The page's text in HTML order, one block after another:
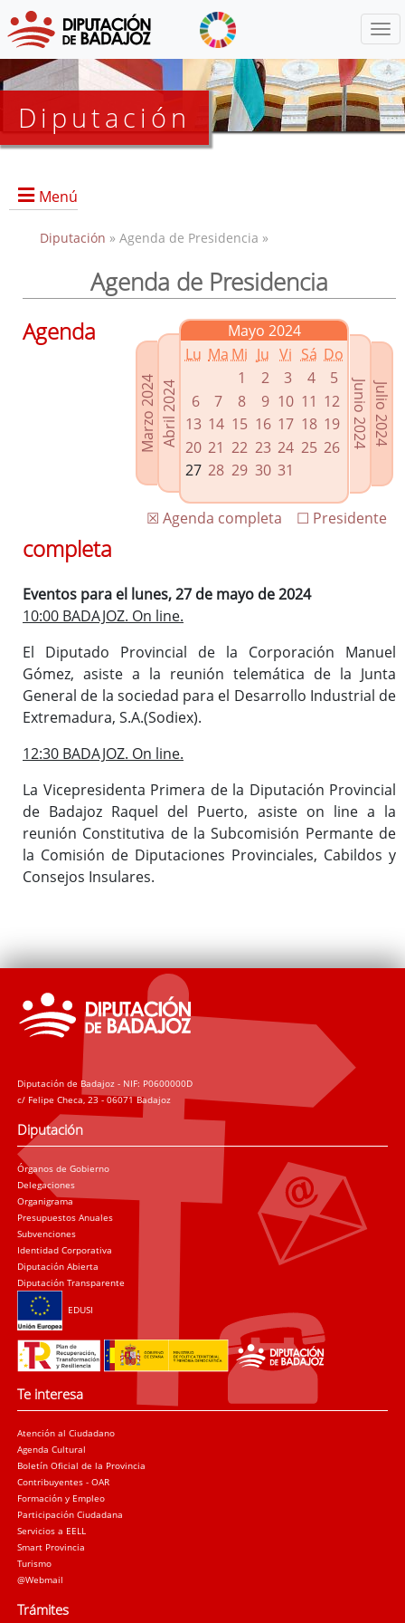
Diputación
Menú
Presidencia
Grupos Políticos
Enlaces relacionados
Agenda de Presidencia
Plenos provinciales y Juntas de gobierno
Oficina de Proyectos Europeos
Diputación » Agenda de Presidencia »
Agenda de Presidencia
Marzo 2024Abril 2024
Mayo 2024
Lu Ma Mi Ju Vi Sá Do
1
2 3 4
5
6
7 8 9 10 11 12
13 14 15 16 17 18 19
20 21 22 23 24 25 26
27 28 29 30 31
Julio 2024
Junio 2024
☐ Presidente
☒ Agenda completa
Agenda
completa
Eventos para el lunes, 27 de mayo de 2024
10:00 BADAJOZ. On line.
El Diputado Provincial de la Corporación Manuel
Gómez, asiste a la reunión telemática de la Junta
General de la sociedad para el Desarrollo Industrial de
Extremadura, S.A.(Sodiex).
12:30 BADAJOZ. On line.
La Vicepresidenta Primera de la Diputación Provincial
de Badajoz Raquel del Puerto, asiste on line a la
reunión Constitutiva de la Subcomisión Permante de
la Comisión de Diputaciones Provinciales, Cabildos y
Consejos Insulares.
Diputación de Badajoz - NIF: P0600000D
c/ Felipe Checa, 23 - 06071 Badajoz
Diputación
Órganos de Gobierno
Delegaciones
Organigrama
Presupuestos Anuales
Subvenciones
Identidad Corporativa
Diputación Abierta
Diputación Transparente
EDUSI
Te interesa
Atención al Ciudadano
Agenda Cultural
Boletín Oficial de la Provincia
Contribuyentes - OAR
Formación y Empleo
Participación Ciudadana
Servicios a EELL
Smart Provincia
Turismo
@Webmail
Trámites